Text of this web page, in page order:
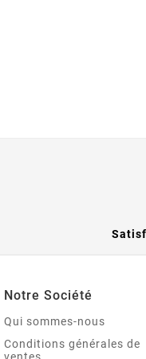
Notre Société
Qui sommes-nous
Conditions générales de